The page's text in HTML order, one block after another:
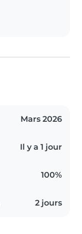
Mars 2026
Il y a 1 jour
100%
2 jours